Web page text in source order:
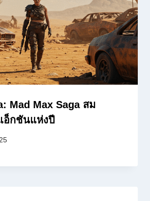
Mad Max Saga สม
อ็กชันแห่งปี